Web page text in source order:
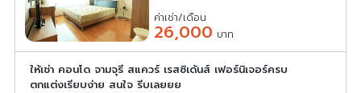
ค่าเช่า/เดือน
26,000 บาท
ให้เช่า คอนโด จามจุรี สแควร์ เรสซิเด้นส์ เฟอร์นิเจอร์ครบ
ตกแต่งเรียบง่าย สนใจ รีบเลยยย